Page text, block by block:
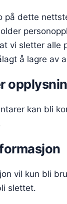
på dette
vi sletter alle
å lagre av
kan bli
vil kun bli
slettet.